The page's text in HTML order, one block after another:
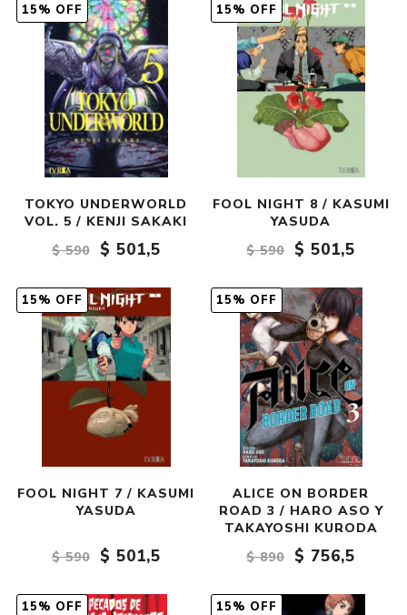
15% OFF
TOKYO UNDERWORLD
VOL. 5 / KENJI SAKAKI
$ 590
$ 501,5
15% OFF
FOOL NIGHT 8 / KASUMI
YASUDA
$ 590
$ 501,5
15% OFF
FOOL NIGHT 7 / KASUMI
YASUDA
$ 590 $ 501,5
15% OFF
ALICE ON BORDER
ROAD 3 / HARO ASO Y
TAKAYOSHI KURODA
$ 890
$ 756,5
15% OFF 15% OFF